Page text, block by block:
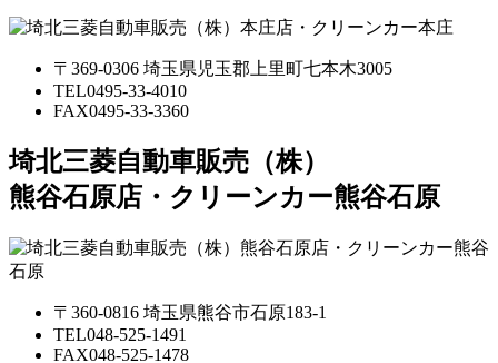
〒369-0306 埼玉県児玉郡上里町七本木3005
TEL0495-33-4010
FAX0495-33-3360
埼北三菱自動車販売（株）
熊谷石原店・クリーンカー熊谷石原
〒360-0816 埼玉県熊谷市石原183-1
TEL048-525-1491
FAX048-525-1478